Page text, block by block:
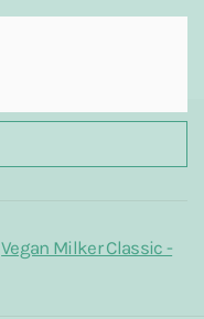
Vegan Milker Classic -